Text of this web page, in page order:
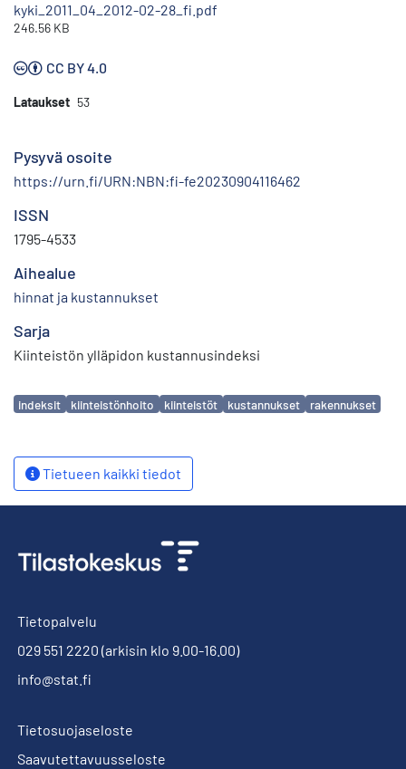
kyki_2011_04_2012-02-28_fi.pdf
246.56 KB
CC BY 4.0
Lataukset 53
Pysyvä osoite
https://urn.fi/URN:NBN:fi-fe20230904116462
ISSN
1795-4533
Aihealue
hinnat ja kustannukset
Sarja
Kiinteistön ylläpidon kustannusindeksi
Avainsanat
indeksit kiinteistönhoito kiinteistöt kustannukset rakennukset
Tietueen kaikki tiedot
Tietopalvelu
029 551 2220 (arkisin klo 9.00-16.00)
info@stat.fi
Tietosuojaseloste
Saavutettavuusseloste